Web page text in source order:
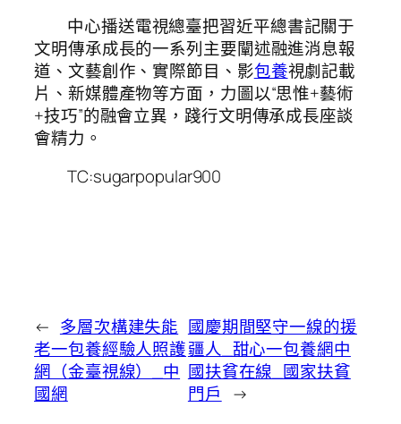
中心播送電視總臺把習近平總書記關于
文明傳承成長的一系列主要闡述融進消息報
道、文藝創作、實際節目、影包養視劇記載
片、新媒體產物等方面，力圖以“思惟+藝術
+技巧”的融會立異，踐行文明傳承成長座談
會精力。
TC:sugarpopular900
← 多層次構建失能
老一包養經驗人照護
網（金臺視線）_中
國網
國慶期間堅守一線的援
疆人_甜心一包養網中
國扶貧在線_國家扶貧
門戶
→